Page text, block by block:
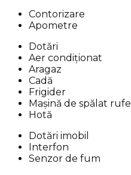
Contorizare
Apometre
Dotări
Aer condiționat
Aragaz
Cadă
Frigider
Mașină de spălat rufe
Hotă
Dotări imobil
Interfon
Senzor de fum